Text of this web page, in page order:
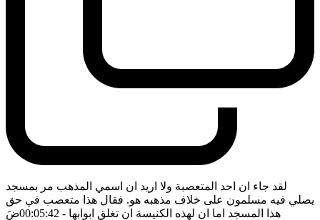
لقد جاء ان احد المتعصبة ولا اريد ان اسمي المذهب مر بمسجد
يصلي فيه مسلمون على خلاف مذهبه هو. فقال هذا متعصب في حق
هذا المسجد اما ان لهذه الكنيسة ان تغلق ابوابها - 00:05:42 ضَ